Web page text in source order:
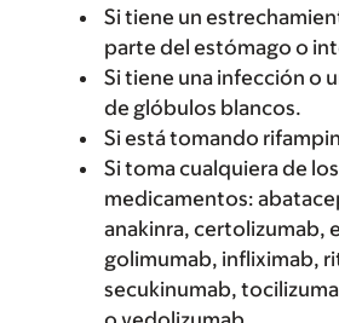
Si tiene un
parte del estómago o
Si tiene una infección o
de glóbulos blancos.
Si está tomando
Si toma cualquiera de
medicamentos:
anakinra, certolizumab,
golimumab, infliximab,
secukinumab,